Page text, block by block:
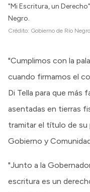
"Mi Escritura, un
Negro.
Crédito: Gobierno de Río Negro
"Cumplimos con la
cuando firmamos el
Di Tella para que más
asentadas en tierras
tramitar el título de su
Gobierno y
"Junto a la
escritura es un